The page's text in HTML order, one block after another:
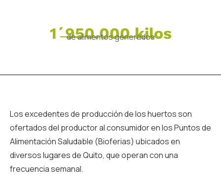
1´950.000 kilos
de alimentos generados
Los excedentes de producción de los huertos son
ofertados del productor al consumidor en los Puntos de
Alimentación Saludable (Bioferias) ubicados en
diversos lugares de Quito, que operan con una
frecuencia semanal.